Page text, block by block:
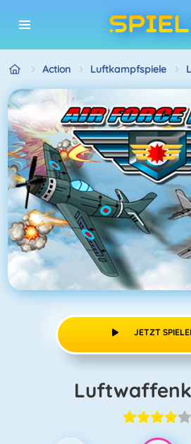
Action Luftkampfspiele
JETZT